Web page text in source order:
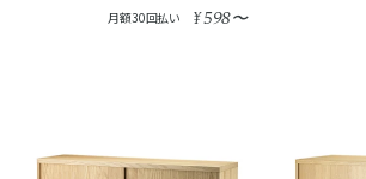
月額30回払い ¥598〜